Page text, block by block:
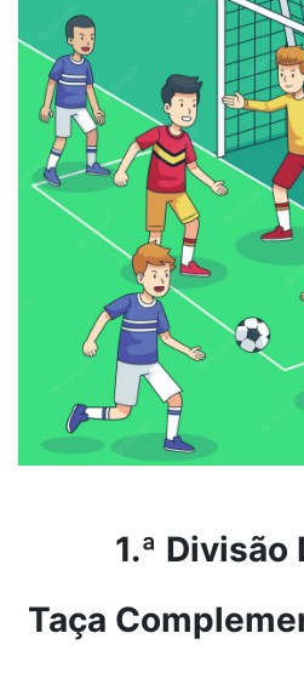
1.ª
Taça